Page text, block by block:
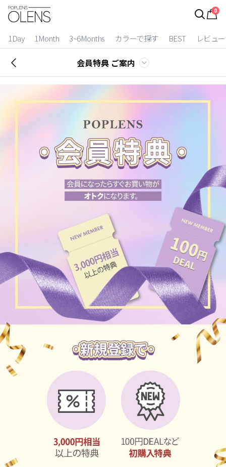
0
1Day 1Month 3~6Months カラーで探す BEST レビュー
ログイン
カラコン比較
今月限定特典
ベスト
装着期間
2 Weeks
3~6 Months
よりどりキット
チョコ
グレー
ブラック
ヘーゼル
グリーン
ピンク
乱視用
ケア用品
EYEしてる
会員特典 ご案内